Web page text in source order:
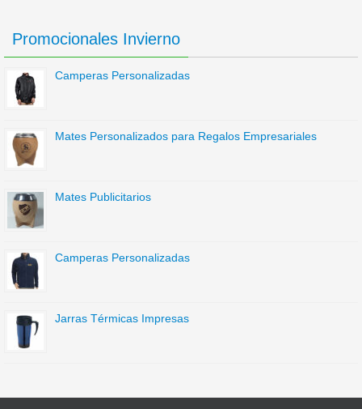
Promocionales Invierno
Camperas Personalizadas
Mates Personalizados para Regalos Empresariales
Mates Publicitarios
Camperas Personalizadas
Jarras Térmicas Impresas